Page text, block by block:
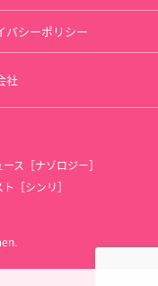
バシーポリシー
社
ス［ナゾロジー］
［シンリ］